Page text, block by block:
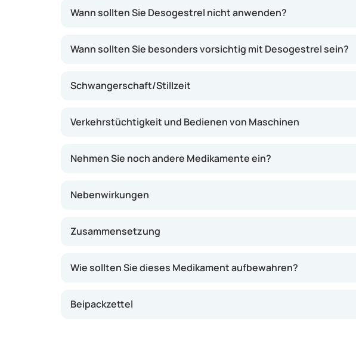
wirksamen Schutz vor einer Schwangerschaft bieten.
Wann sollten Sie Desogestrel nicht anwenden?
Wann sollten Sie besonders vorsichtig mit Desogestrel sein?
Schwangerschaft/Stillzeit
Verkehrstüchtigkeit und Bedienen von Maschinen
Nehmen Sie noch andere Medikamente ein?
Nebenwirkungen
Zusammensetzung
Wie sollten Sie dieses Medikament aufbewahren?
Beipackzettel